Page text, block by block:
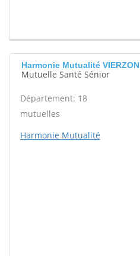
Harmonie Mutualité VIERZON
Mutuelle Santé Sénior
Département: 18
mutuelles
Harmonie Mutualité